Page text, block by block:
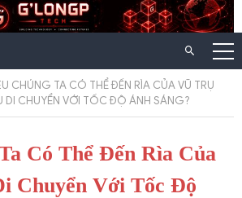
CHÚNG TA CÓ THỂ ĐẾN RÌA CỦA VŨ TRỤ
DI CHUYỂN VỚI TỐC ĐỘ ÁNH SÁNG?
Có Thể Đến Rìa Của
Chuyển Với Tốc Độ